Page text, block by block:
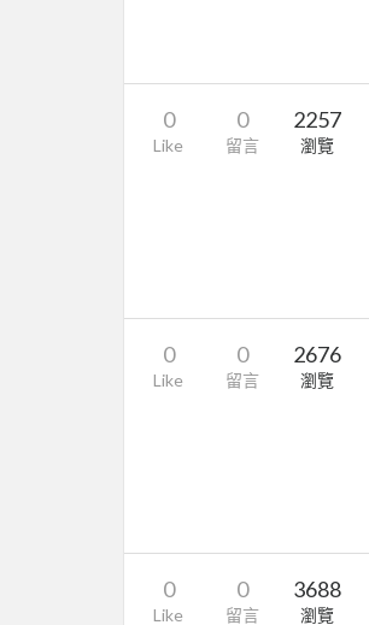
0
Like
0
留言
2257
瀏覽
0
Like
0
留言
2676
瀏覽
0
Like
0
留言
3688
瀏覽